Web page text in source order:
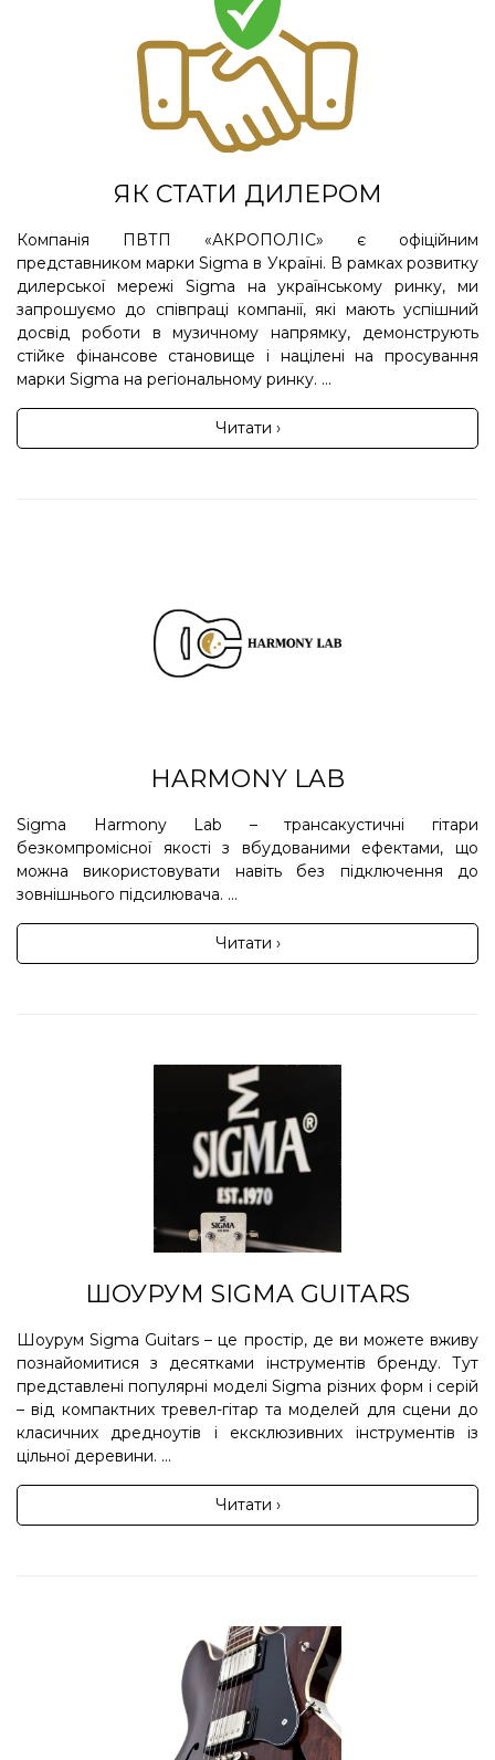
ЯК СТАТИ ДИЛЕРОМ
Компанія ПВТП «АКРОПОЛІС» є офіційним
представником марки Sigma в Україні. В рамках розвитку
дилерської мережі Sigma на українському ринку, ми
запрошуємо до співпраці компанії, які мають успішний
досвід роботи в музичному напрямку, демонструють
стійке фінансове становище і націлені на просування
марки Sigma на регіональному ринку. ...
Читати ›
HARMONY LAB
Sigma Harmony Lab – трансакустичні гітари
безкомпромісної якості з вбудованими ефектами, що
можна використовувати навіть без підключення до
зовнішнього підсилювача. ...
Читати ›
ШОУРУМ SIGMA GUITARS
Шоурум Sigma Guitars – це простір, де ви можете вживу
познайомитися з десятками інструментів бренду. Тут
представлені популярні моделі Sigma різних форм і серій
– від компактних тревел-гітар та моделей для сцени до
класичних дредноутів і ексклюзивних інструментів із
цільної деревини. ...
Читати ›